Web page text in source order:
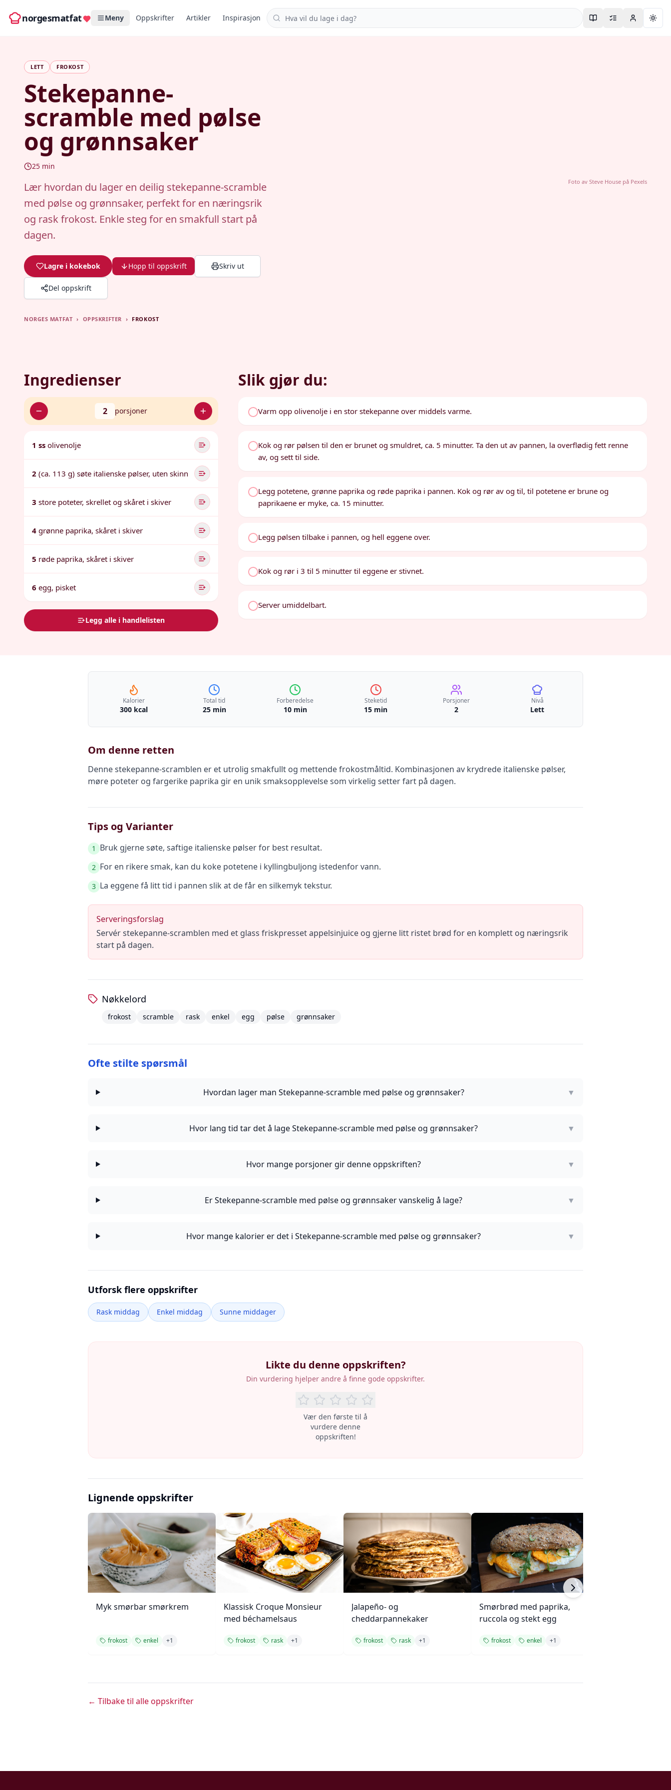
norgesmatfat Meny Oppskrifter Artikler Inspirasjon Søk i oppskrifter
LETT FROKOST
Stekepanne-
scramble med pølse
og grønnsaker
25 min
Lær hvordan du lager en deilig stekepanne-scramble
med pølse og grønnsaker, perfekt for en næringsrik
og rask frokost. Enkle steg for en smakfull start på
dagen.
Lagre i kokebok Hopp til oppskrift Skriv ut
Del oppskrift
Foto av Steve Housepå Pexels
NORGES MATFAT › OPPSKRIFTER › FROKOST
Ingredienser
2 porsjoner
1 ss olivenolje
2 (ca. 113 g) søte italienske pølser, uten skinn
3 store poteter, skrellet og skåret i skiver
4 grønne paprika, skåret i skiver
5 røde paprika, skåret i skiver
6 egg, pisket
Legg alle i handlelisten
Slik gjør du:
Varm opp olivenolje i en stor stekepanne over middels varme.
Kok og rør pølsen til den er brunet og smuldret, ca. 5 minutter. Ta den ut av pannen, la overflødig fett renne
av, og sett til side.
Legg potetene, grønne paprika og røde paprika i pannen. Kok og rør av og til, til potetene er brune og
paprikaene er myke, ca. 15 minutter.
Legg pølsen tilbake i pannen, og hell eggene over.
Kok og rør i 3 til 5 minutter til eggene er stivnet.
Server umiddelbart.
Kalorier
300 kcal
Total tid
25 min
Forberedelse
10 min
Steketid
15 min
Porsjoner
2
Nivå
Lett
Om denne retten
Denne stekepanne-scramblen er et utrolig smakfullt og mettende frokostmåltid. Kombinasjonen av krydrede italienske pølser,
møre poteter og fargerike paprika gir en unik smaksopplevelse som virkelig setter fart på dagen.
Tips og Varianter
1 Bruk gjerne søte, saftige italienske pølser for best resultat.
2 For en rikere smak, kan du koke potetene i kyllingbuljong istedenfor vann.
3 La eggene få litt tid i pannen slik at de får en silkemyk tekstur.
Serveringsforslag
Servér stekepanne-scramblen med et glass friskpresset appelsinjuice og gjerne litt ristet brød for en komplett og næringsrik
start på dagen.
Nøkkelord
frokost scramble rask enkel egg pølse grønnsaker
Ofte stilte spørsmål
Hvordan lager man Stekepanne-scramble med pølse og grønnsaker? ▼
Hvor lang tid tar det å lage Stekepanne-scramble med pølse og grønnsaker? ▼
Hvor mange porsjoner gir denne oppskriften? ▼
Er Stekepanne-scramble med pølse og grønnsaker vanskelig å lage? ▼
Hvor mange kalorier er det i Stekepanne-scramble med pølse og grønnsaker? ▼
Utforsk flere oppskrifter
Rask middag Enkel middag Sunne middager
Likte du denne oppskriften?
Din vurdering hjelper andre å finne gode oppskrifter.
Vær den første til å
vurdere denne
oppskriften!
Lignende oppskrifter
Myk smørbar smørkrem
frokost enkel +1
Klassisk Croque Monsieur
med béchamelsaus
frokost rask +1
Jalapeño- og
cheddarpannekaker
frokost rask +1
Smørbrød med paprika,
ruccola og stekt egg
frokost enkel +1
← Tilbake til alle oppskrifter